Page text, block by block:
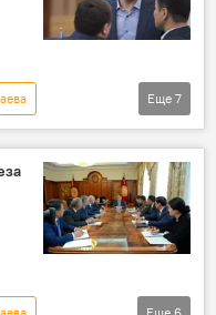
выборы
Еще 7